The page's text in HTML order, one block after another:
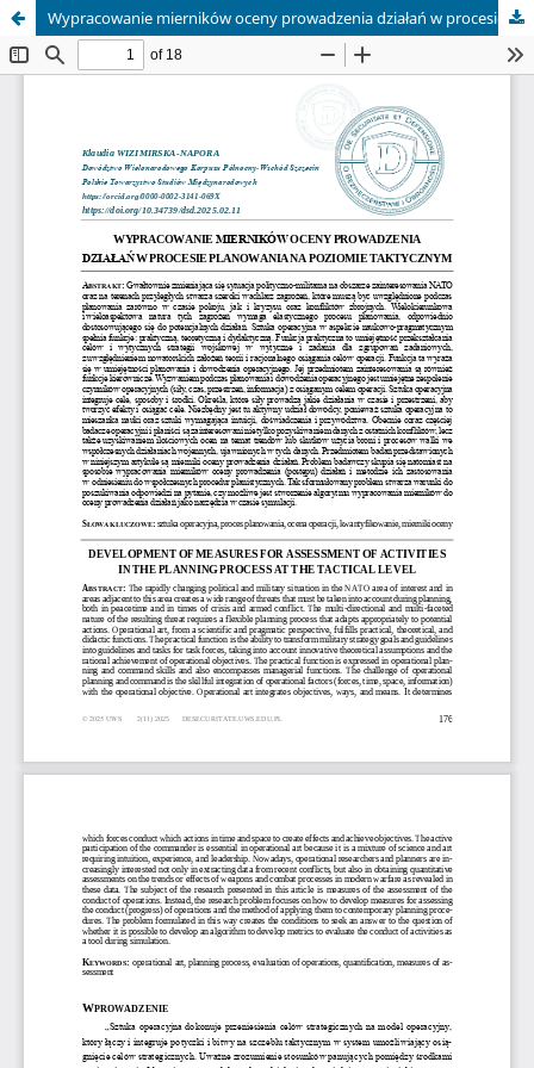
Wypracowanie mierników oceny prowadzenia działań w procesie planowania na poziomie taktycznym